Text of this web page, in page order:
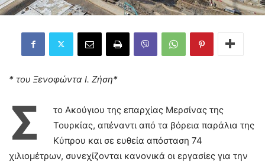
* του Ξενοφώντα Ι. Ζήση*
Σ
το Ακούγιου της επαρχίας Μερσίνας της
Τουρκίας, απέναντι από τα βόρεια παράλια της
Κύπρου και σε ευθεία απόσταση 74
χιλιομέτρων, συνεχίζονται κανονικά οι εργασίες για την